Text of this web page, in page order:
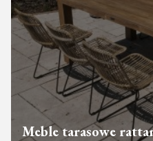
Meble tarasowe